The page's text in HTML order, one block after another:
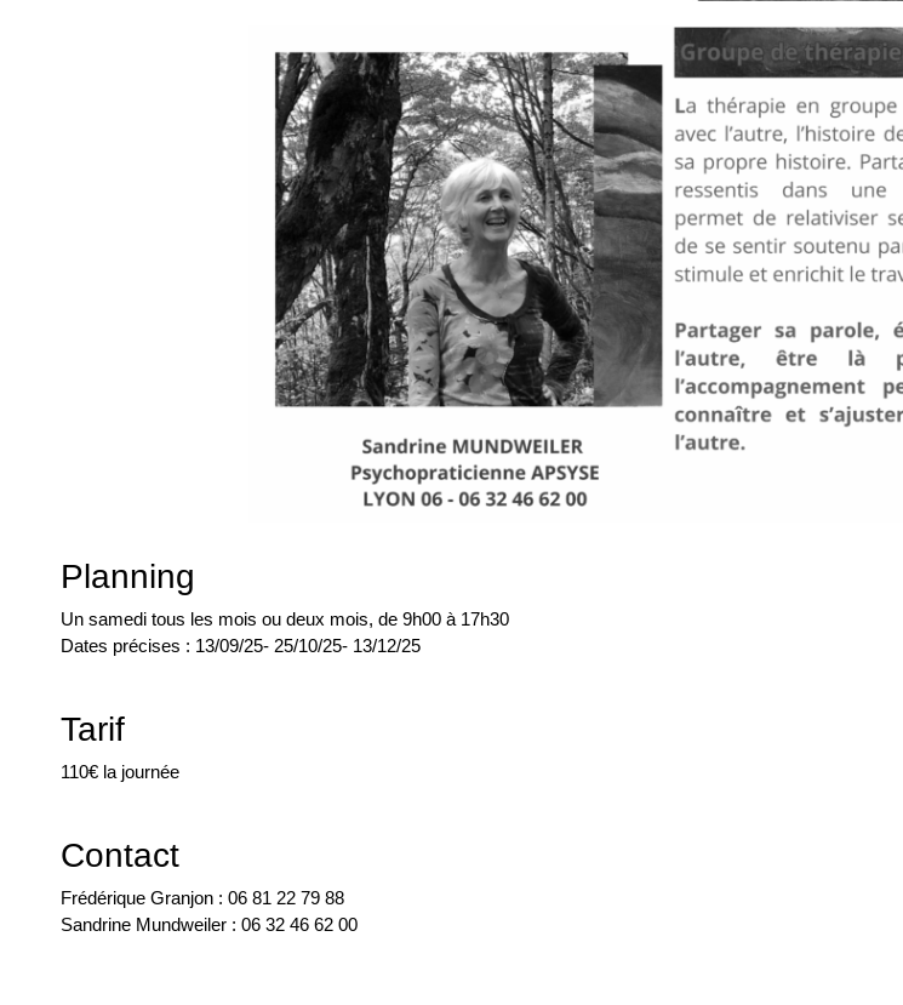
Planning
Un samedi tous les mois ou deux mois, de 9h00 à 17h30
Dates précises : 13/09/25- 25/10/25- 13/12/25
Tarif
110€ la journée
Contact
Frédérique Granjon : 06 81 22 79 88
Sandrine Mundweiler : 06 32 46 62 00